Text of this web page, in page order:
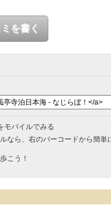
を書く
モバイルでみる
なら、右のバーコードから簡単
こう！